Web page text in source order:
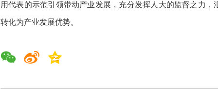
用代表的示范引领带动产业发展， 充分发挥人大的监督之力，
转化为产业发展优势。